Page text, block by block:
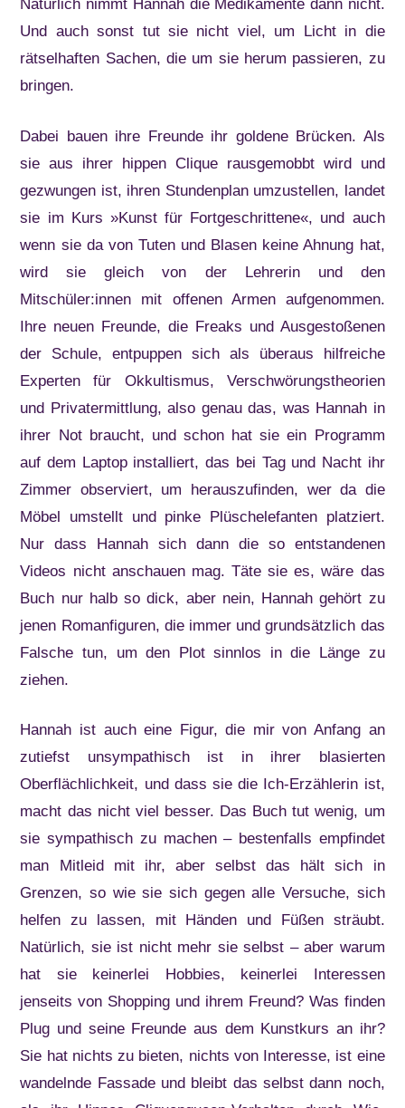
Natürlich nimmt Hannah die Medikamente dann nicht.
Und auch sonst tut sie nicht viel, um Licht in die
rätselhaften Sachen, die um sie herum passieren, zu
bringen.
Dabei bauen ihre Freunde ihr goldene Brücken. Als
sie aus ihrer hippen Clique rausgemobbt wird und
gezwungen ist, ihren Stundenplan umzustellen, landet
sie im Kurs »Kunst für Fortgeschrittene«, und auch
wenn sie da von Tuten und Blasen keine Ahnung hat,
wird sie gleich von der Lehrerin und den
Mitschüler:innen mit offenen Armen aufgenommen.
Ihre neuen Freunde, die Freaks und Ausgestoßenen
der Schule, entpuppen sich als überaus hilfreiche
Experten für Okkultismus, Verschwörungstheorien
und Privatermittlung, also genau das, was Hannah in
ihrer Not braucht, und schon hat sie ein Programm
auf dem Laptop installiert, das bei Tag und Nacht ihr
Zimmer observiert, um herauszufinden, wer da die
Möbel umstellt und pinke Plüschelefanten platziert.
Nur dass Hannah sich dann die so entstandenen
Videos nicht anschauen mag. Täte sie es, wäre das
Buch nur halb so dick, aber nein, Hannah gehört zu
jenen Romanfiguren, die immer und grundsätzlich das
Falsche tun, um den Plot sinnlos in die Länge zu
ziehen.
Hannah ist auch eine Figur, die mir von Anfang an
zutiefst unsympathisch ist in ihrer blasierten
Oberflächlichkeit, und dass sie die Ich-Erzählerin ist,
macht das nicht viel besser. Das Buch tut wenig, um
sie sympathisch zu machen – bestenfalls empfindet
man Mitleid mit ihr, aber selbst das hält sich in
Grenzen, so wie sie sich gegen alle Versuche, sich
helfen zu lassen, mit Händen und Füßen sträubt.
Natürlich, sie ist nicht mehr sie selbst – aber warum
hat sie keinerlei Hobbies, keinerlei Interessen
jenseits von Shopping und ihrem Freund? Was finden
Plug und seine Freunde aus dem Kunstkurs an ihr?
Sie hat nichts zu bieten, nichts von Interesse, ist eine
wandelnde Fassade und bleibt das selbst dann noch,